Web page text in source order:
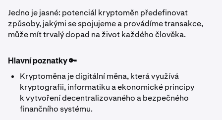
Jedno je jasné: potenciál kryptoměn předefinovat
způsoby, jakými se spojujeme a provádíme transakce,
může mít trvalý dopad na život každého člověka.
Hlavní poznatky 🔑
Kryptoměna je digitální měna, která využívá
kryptografii, informatiku a ekonomické principy
k vytvoření decentralizovaného a bezpečného
finančního systému.